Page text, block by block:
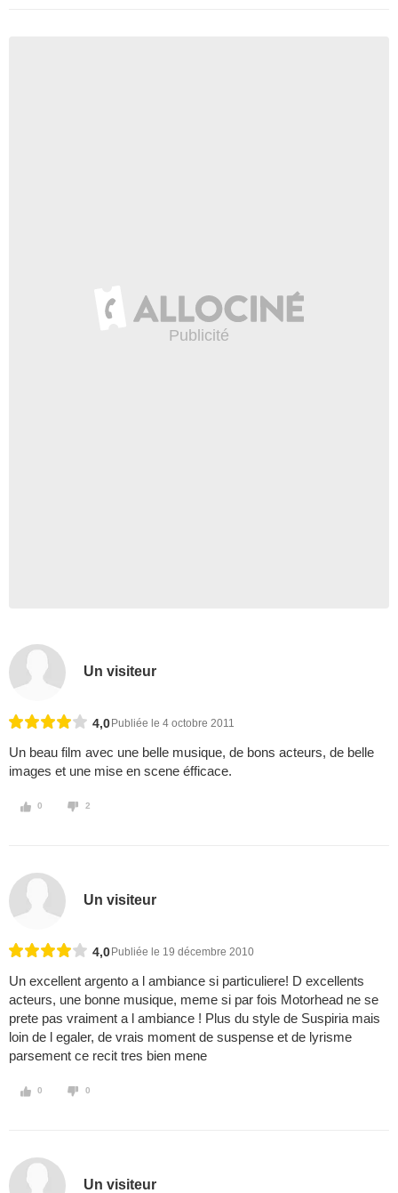
Un visiteur
4,0 Publiée le 4 octobre 2011
Un beau film avec une belle musique, de bons acteurs, de belle
images et une mise en scene éfficace.
0 2
Un visiteur
4,0 Publiée le 19 décembre 2010
Un excellent argento a l ambiance si particuliere! D excellents
acteurs, une bonne musique, meme si par fois Motorhead ne se
prete pas vraiment a l ambiance ! Plus du style de Suspiria mais
loin de l egaler, de vrais moment de suspense et de lyrisme
parsement ce recit tres bien mene
0 0
Un visiteur